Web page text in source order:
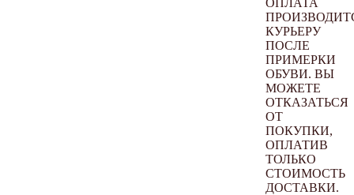
КУРЬЕРУ
ПОСЛЕ
ПРИМЕРКИ
ОБУВИ. ВЫ
МОЖЕТЕ
ОТКАЗАТЬСЯ
ОТ
ПОКУПКИ,
ОПЛАТИВ
ТОЛЬКО
СТОИМОСТЬ
ДОСТАВКИ.